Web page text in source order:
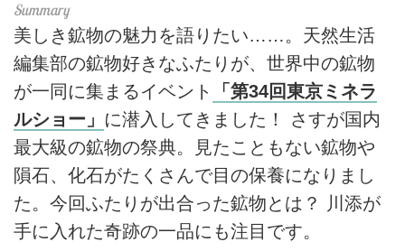
美しき鉱物の魅力を語りたい……。天然生活
編集部の鉱物好きなふたりが、世界中の鉱物
が一同に集まるイベント
「第34回東京ミネラ
ルショー」 に潜入してきました！ さすが国内
最大級の鉱物の祭典。見たこともない鉱物や
隕石、化石がたくさんで目の保養になりまし
た。今回ふたりが出合った鉱物とは？ 川添が
手に入れた奇跡の一品にも注目です。